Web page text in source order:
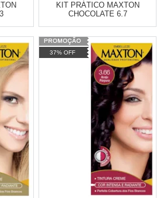
KIT PRÁTICO MAXTON
CHOCOLATE 6.7
Varejo: R$
4.050,70
Atacado: R$ 2.550,90 (Apenas
Revendedor)
R$ 255,09
Cat:CREME
COMPRAR
37% OFF